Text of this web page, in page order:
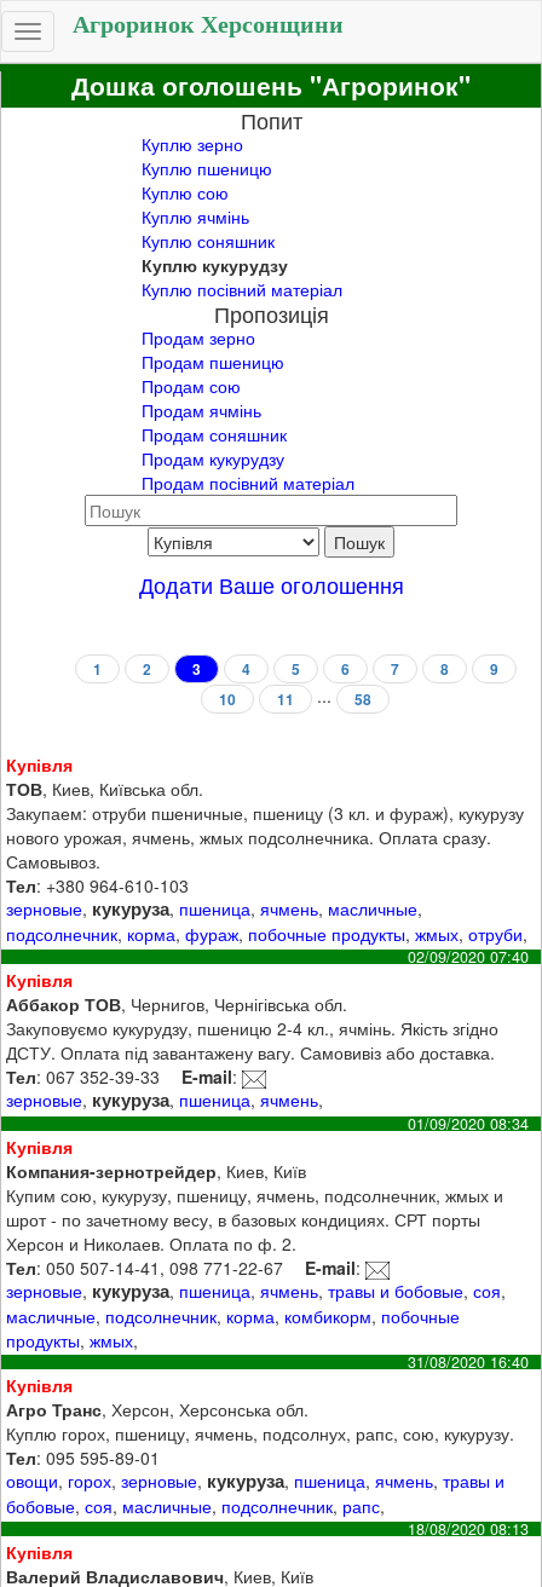
Toggle
navigation
Агроринок Херсонщини
Дошка оголошень "Агроринок"
Попит
Куплю зерно
Куплю пшеницю
Куплю сою
Куплю ячмінь
Куплю соняшник
Куплю кукурудзу
Куплю посівний матеріал
Пропозиція
Продам зерно
Продам пшеницю
Продам сою
Продам ячмінь
Продам соняшник
Продам кукурудзу
Продам посівний матеріал
Додати Ваше оголошення
1 2 3 4 5 6 7 8
9
10
11 ... 58
Купівля
ТОВ, Киев, Київська обл.
Закупаем: отруби пшеничные, пшеницу (3 кл. и фураж), кукурузу
нового урожая, ячмень, жмых подсолнечника. Оплата сразу.
Самовывоз.
Тел: +380 964-610-103
зерновые, кукуруза, пшеница,ячмень, масличные,
подсолнечник, корма,фураж, побочные продукты,жмых,отруби,
02/09/2020 07:40
Купівля
Аббакор ТОВ, Чернигов, Чернігівська обл.
Закуповуємо кукурудзу, пшеницю 2-4 кл., ячмінь. Якість згідно
ДСТУ. Оплата під завантажену вагу. Самовивіз або доставка.
Тел: 067 352-39-33 E-mail:
зерновые, кукуруза, пшеница,ячмень,
01/09/2020 08:34
Купівля
Компания-зернотрейдер, Киев, Київ
Купим сою, кукурузу, пшеницу, ячмень, подсолнечник, жмых и
шрот - по зачетному весу, в базовых кондициях. СРТ порты
Херсон и Николаев. Оплата по ф. 2.
Тел: 050 507-14-41, 098 771-22-67 E-mail:
зерновые, кукуруза, пшеница,ячмень,травы и бобовые,соя,
масличные, подсолнечник, корма, комбикорм, побочные
продукты,жмых,
31/08/2020 16:40
Купівля
Агро Транс, Херсон, Херсонська обл.
Куплю горох, пшеницу, ячмень, подсолнух, рапс, сою, кукурузу.
Тел: 095 595-89-01
овощи, горох,зерновые, кукуруза, пшеница,ячмень,травы и
бобовые,соя, масличные, подсолнечник, рапс,
18/08/2020 08:13
Купівля
Валерий Владиславович, Киев, Київ